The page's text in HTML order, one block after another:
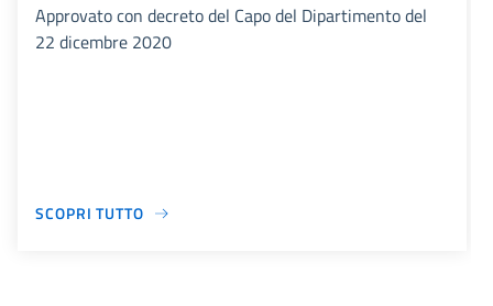
Approvato con decreto del Capo del Dipartimento del
22 dicembre 2020
SCOPRI TUTTO